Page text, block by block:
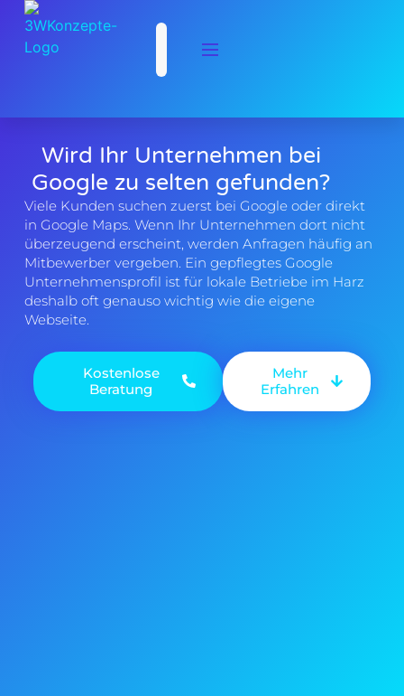
Wird Ihr Unternehmen bei
Google zu selten gefunden?
Viele Kunden suchen zuerst bei Google oder direkt
in Google Maps. Wenn Ihr Unternehmen dort nicht
überzeugend erscheint, werden Anfragen häufig an
Mitbewerber vergeben. Ein gepflegtes Google
Unternehmensprofil ist für lokale Betriebe im Harz
deshalb oft genauso wichtig wie die eigene
Webseite.
Kostenlose
Beratung
Mehr
Erfahren